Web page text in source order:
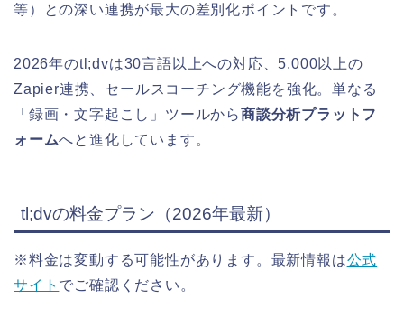
等）との深い連携が最大の差別化ポイントです。
2026年のtl;dvは30言語以上への対応、5,000以上の
Zapier連携、セールスコーチング機能を強化。単なる
「録画・文字起こし」ツールから商談分析プラットフ
ォームへと進化しています。
tl;dvの料金プラン（2026年最新）
※料金は変動する可能性があります。最新情報は公式
サイト でご確認ください。